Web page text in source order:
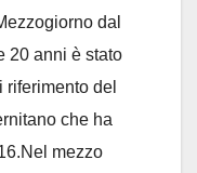
dal
20 anni è stato
riferimento del
che ha
mezzo